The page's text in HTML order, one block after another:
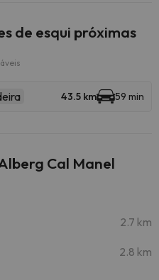
de esqui próximas
43.5 km 59 min
Cal Manel
2.7 km
2.8 km